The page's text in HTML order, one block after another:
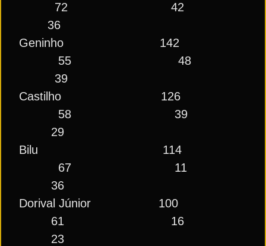
72 42
36
Geninho 142
55 48
39
Castilho 126
58 39
29
Bilu 114
67 11
36
Dorival Júnior 100
61 16
23